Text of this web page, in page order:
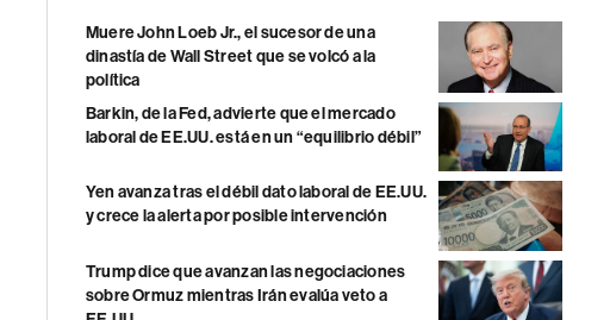
Muere John Loeb Jr., el sucesor de una
dinastía de Wall Street que se volcó a la
política
Barkin, de la Fed, advierte que el mercado
laboral de EE.UU. está en un “equilibrio débil”
Yen avanza tras el débil dato laboral de EE.UU.
y crece la alerta por posible intervención
Trump dice que avanzan las negociaciones
sobre Ormuz mientras Irán evalúa veto a